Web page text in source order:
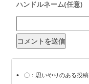
〇：思いやりのある投稿